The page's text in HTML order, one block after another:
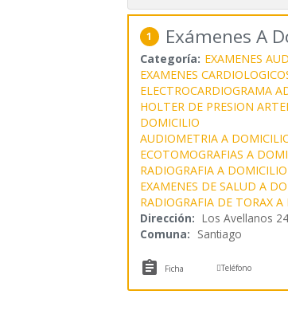
1 Exámenes A
Categoría: EXAMENES
EXAMENES
ELECTROCARDIOGRAMA
HOLTER DE PRESION
DOMICILIO
AUDIOMETRIA A
ECOTOMOGRAFIAS A
RADIOGRAFIA A DOMICILIO
EXAMENES DE SALUD A
RADIOGRAFIA DE TORAX
Dirección: Los Avellanos
Comuna: Santiago
 Ficha Teléfono